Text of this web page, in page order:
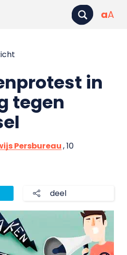
aA
in
tegen
Persbureau, 10
deel